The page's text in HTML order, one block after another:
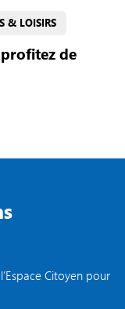
& LOISIRS
de
Citoyen pour